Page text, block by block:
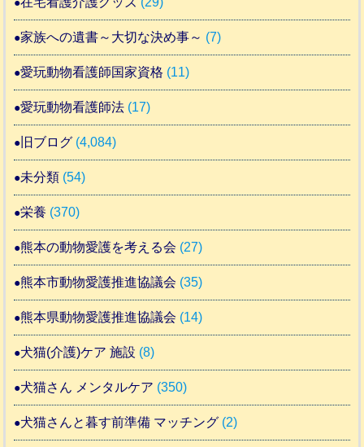
家族への遺書～大切な決め事～ (7)
愛玩動物看護師国家資格 (11)
愛玩動物看護師法 (17)
旧ブログ (4,084)
未分類 (54)
栄養 (370)
熊本の動物愛護を考える会 (27)
熊本市動物愛護推進協議会 (35)
熊本県動物愛護推進協議会 (14)
犬猫(介護)ケア 施設 (8)
犬猫さん メンタルケア (350)
犬猫さんと暮す前準備 マッチング (2)